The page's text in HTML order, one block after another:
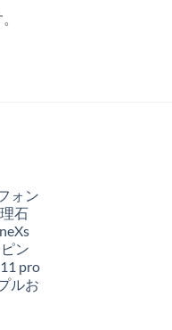
ォン
石
ン
pro
ルお